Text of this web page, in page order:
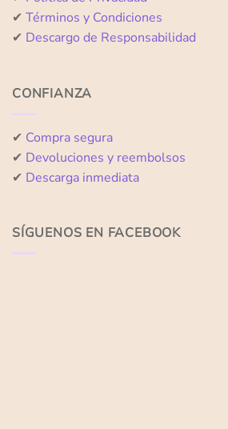
✔ Términos y Condiciones
✔ Descargo de Responsabilidad
CONFIANZA
✔ Compra segura
✔ Devoluciones y reembolsos
✔ Descarga inmediata
SÍGUENOS EN FACEBOOK